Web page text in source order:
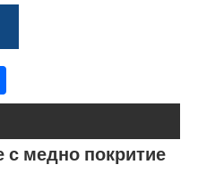
с медно покритие